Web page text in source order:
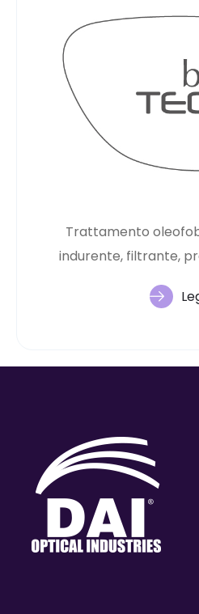
Trattamento
indurente, filtrante,